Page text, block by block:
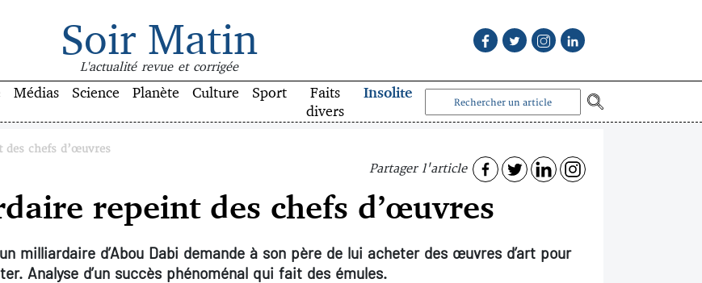
Soir Matin
L'actualité revue et corrigée
Médias Science Planète Culture Sport
Faits
divers
Insolite
des chefs d’œuvres
Partager l'article
repeint des chefs d’œuvres
milliardaire d’Abou Dabi demande à son père de lui acheter des œuvres d’art pour
Analyse d’un succès phénoménal qui fait des émules.